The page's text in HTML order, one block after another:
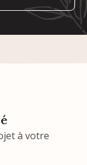
à votre